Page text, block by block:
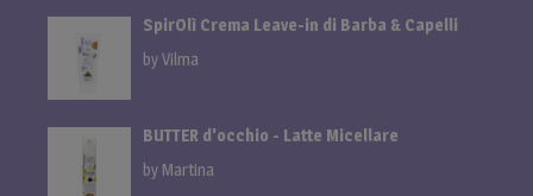
SpirOlì Crema Leave-in di Barba & Capelli
by Vilma
BUTTER d'occhio - Latte Micellare
by Martina